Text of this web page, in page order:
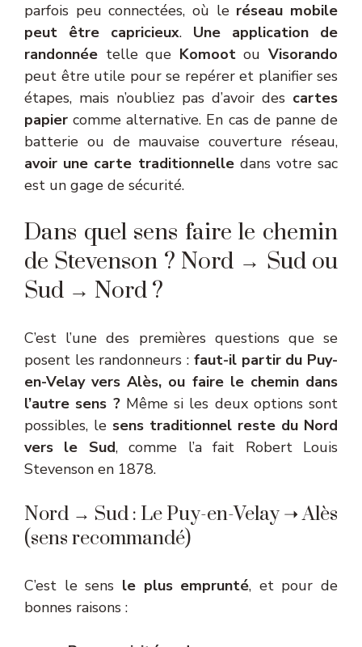
parfois peu connectées, où le réseau mobile
peut être capricieux. Une application de
randonnée telle que KomootouVisorando
peut être utile pour se repérer et planifier ses
étapes, mais n’oubliez pas d’avoir des cartes
papier comme alternative. En cas de panne de
batterie ou de mauvaise couverture réseau,
avoir une carte traditionnelledans votre sac
est un gage de sécurité.
Dans quel sens faire le chemin
de Stevenson ? Nord → Sud ou
Sud → Nord ?
C’est l’une des premières questions que se
posent les randonneurs : faut-il partir du Puy-
en-Velay vers Alès, ou faire le chemin dans
l’autre sens ?Même si les deux options sont
possibles, le sens traditionnel reste du Nord
vers le Sud, comme l’a fait Robert Louis
Stevenson en 1878.
Nord → Sud : Le Puy-en-Velay ➝ Alès
(sens recommandé)
C’est le sens le plus emprunté, et pour de
bonnes raisons :